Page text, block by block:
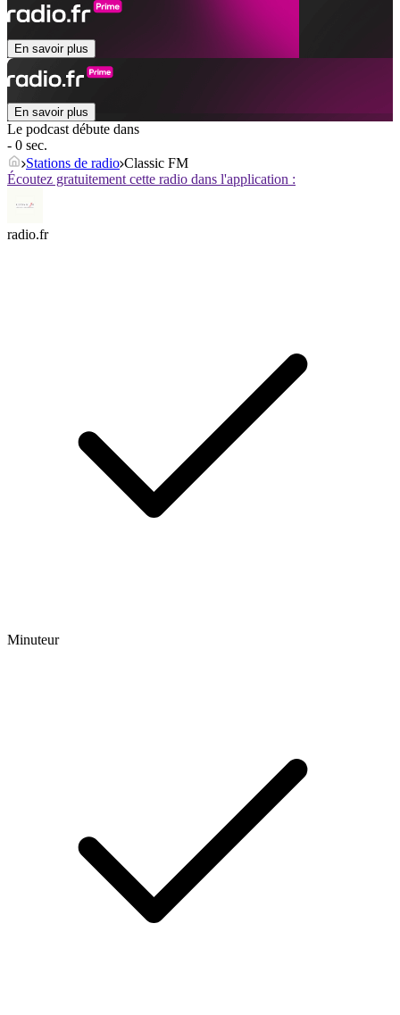
En savoir plus
En savoir plus
Le podcast débute dans
- 0 sec.
Stations de radio Classic FM
Écoutez gratuitement cette radio dans l'application :
radio.fr
Minuteur